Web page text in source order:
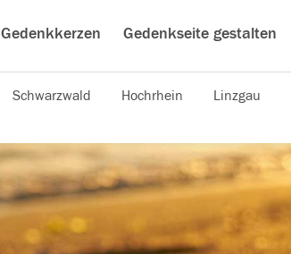
Gedenkkerzen Gedenkseite gestalten
Schwarzwald Hochrhein Linzgau